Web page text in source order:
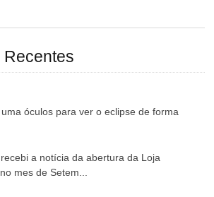
óculos para ver o eclipse de forma
a notícia da abertura da Loja
mes de Setem...